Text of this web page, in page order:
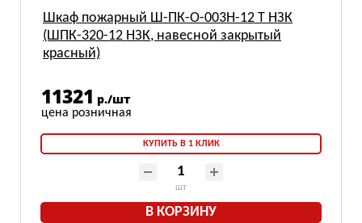
Шкаф пожарный Ш-ПК-О-003Н-12 Т НЗК
(ШПК-320-12 НЗК, навесной закрытый
красный)
11321 р./шт
КУПИТЬ В 1 КЛИК
шт
В КОРЗИНУ